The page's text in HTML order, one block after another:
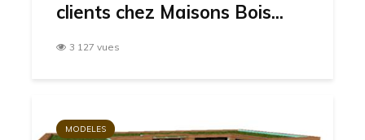
clients chez Maisons Bois...
3 127 vues
MODELES